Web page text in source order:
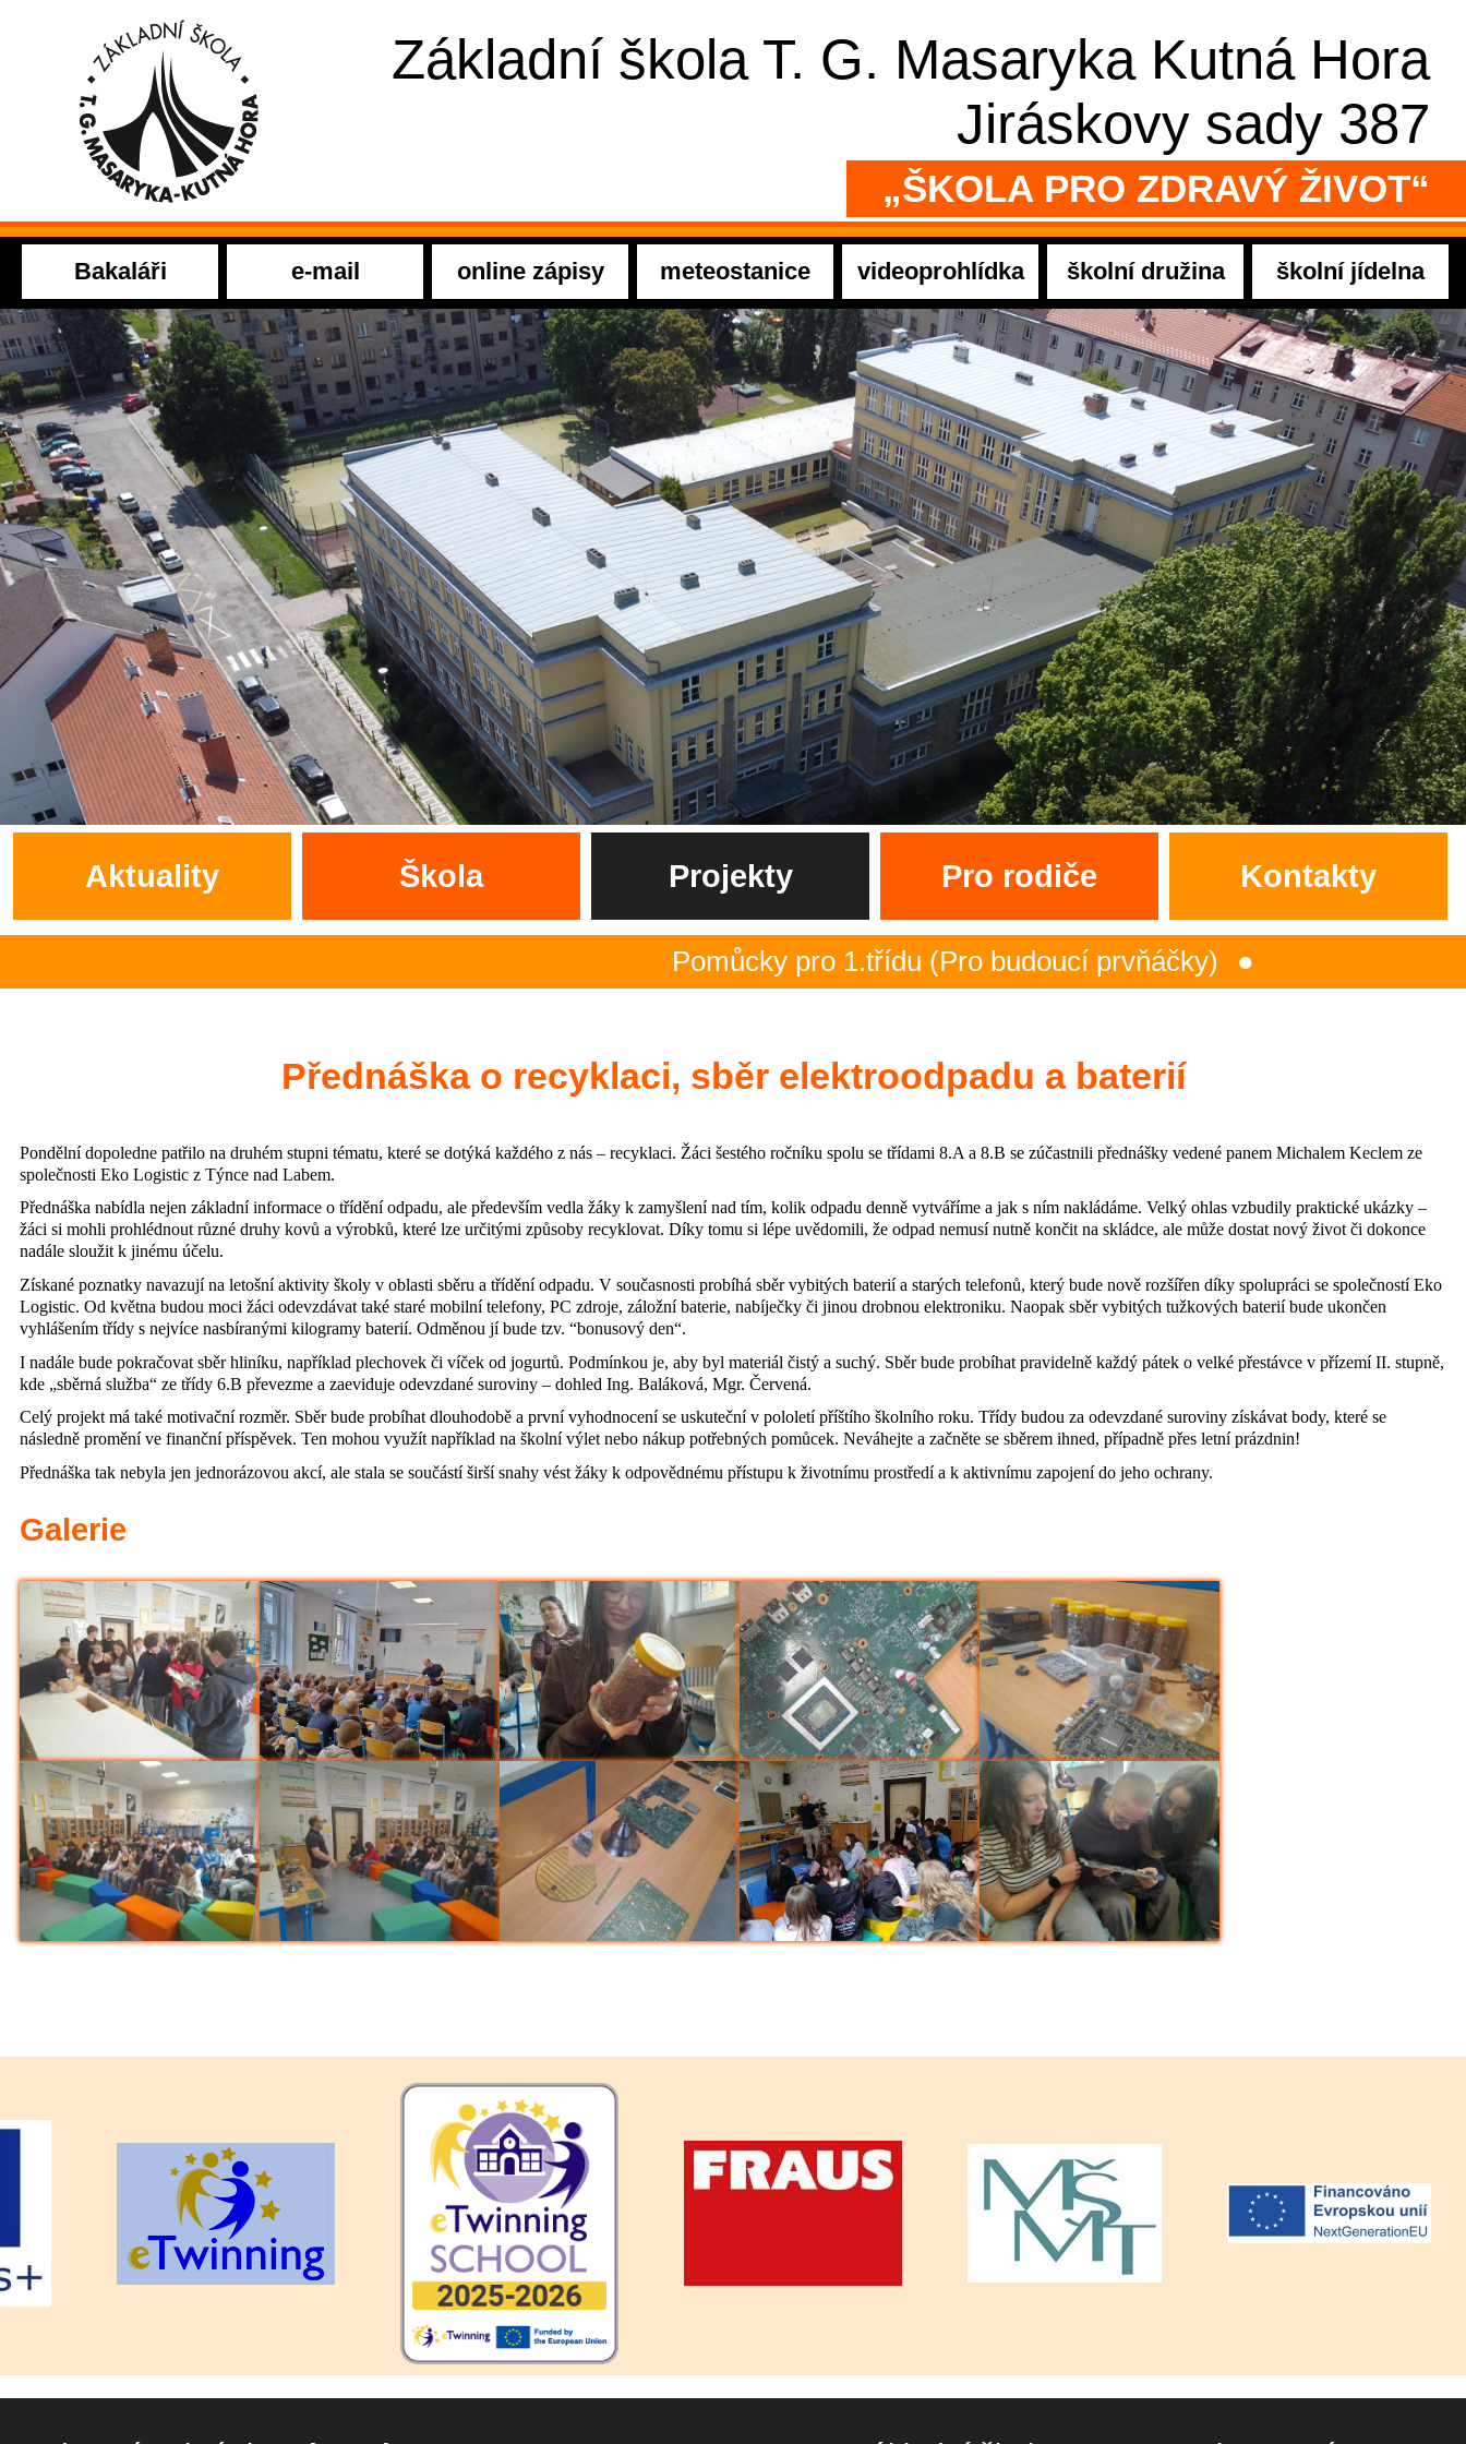
Základní škola T. G. Masaryka Kutná Hora
Jiráskovy sady 387
„ŠKOLA PRO ZDRAVÝ ŽIVOT“
Bakaláři e-mail online zápisy meteostanice videoprohlídka školní družina školní jídelna
Aktuality Škola Projekty Pro rodiče Kontakty
Pomůcky pro 1.třídu (Pro budoucí prvňáčky)
2.- 5.ročník na plovárně (Sportovní akce)
Evropská mozaika – projektový den (5.B)
6.A na výletě v Hradci Králové (6.A)
Sportovali i nesportovci (6.B)
Olympijský den pátý - bronz z fotbalového turnaje, stříbro z
přehazované pro 1.st (Sportovní akce)
Přednáška o recyklaci, sběr elektroodpadu a baterií
Pondělní dopoledne patřilo na druhém stupni tématu, které se dotýká každého z nás – recyklaci. Žáci šestého ročníku spolu se třídami 8.A a 8.B se zúčastnili přednášky vedené panem Michalem Keclem ze
společnosti Eko Logistic z Týnce nad Labem.
Přednáška nabídla nejen základní informace o třídění odpadu, ale především vedla žáky k zamyšlení nad tím, kolik odpadu denně vytváříme a jak s ním nakládáme. Velký ohlas vzbudily praktické ukázky –
žáci si mohli prohlédnout různé druhy kovů a výrobků, které lze určitými způsoby recyklovat. Díky tomu si lépe uvědomili, že odpad nemusí nutně končit na skládce, ale může dostat nový život či dokonce
nadále sloužit k jinému účelu.
Získané poznatky navazují na letošní aktivity školy v oblasti sběru a třídění odpadu. V současnosti probíhá sběr vybitých baterií a starých telefonů, který bude nově rozšířen díky spolupráci se společností Eko
Logistic. Od května budou moci žáci odevzdávat také staré mobilní telefony, PC zdroje, záložní baterie, nabíječky či jinou drobnou elektroniku. Naopak sběr vybitých tužkových baterií bude ukončen
vyhlášením třídy s nejvíce nasbíranými kilogramy baterií. Odměnou jí bude tzv. “bonusový den“.
I nadále bude pokračovat sběr hliníku, například plechovek či víček od jogurtů. Podmínkou je, aby byl materiál čistý a suchý. Sběr bude probíhat pravidelně každý pátek o velké přestávce v přízemí II. stupně,
kde „sběrná služba“ ze třídy 6.B převezme a zaeviduje odevzdané suroviny – dohled Ing. Baláková, Mgr. Červená.
Celý projekt má také motivační rozměr. Sběr bude probíhat dlouhodobě a první vyhodnocení se uskuteční v pololetí příštího školního roku. Třídy budou za odevzdané suroviny získávat body, které se
následně promění ve finanční příspěvek. Ten mohou využít například na školní výlet nebo nákup potřebných pomůcek. Neváhejte a začněte se sběrem ihned, případně přes letní prázdnin!
Přednáška tak nebyla jen jednorázovou akcí, ale stala se součástí širší snahy vést žáky k odpovědnému přístupu k životnímu prostředí a k aktivnímu zapojení do jeho ochrany.
Galerie